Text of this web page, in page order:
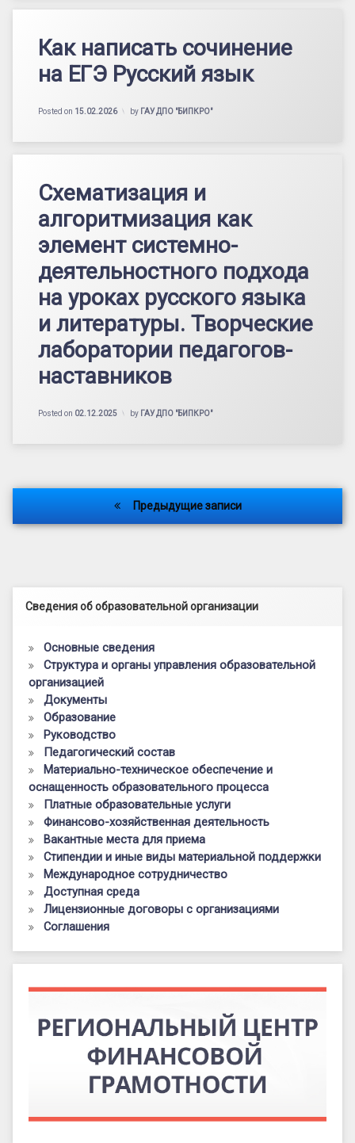
Как написать сочинение
на ЕГЭ Русский язык
Posted on 15.02.2026 by ГАУ ДПО "БИПКРО"
Схематизация и
алгоритмизация как
элемент системно-
деятельностного подхода
на уроках русского языка
и литературы. Творческие
лаборатории педагогов-
наставников
Posted on 02.12.2025 by ГАУ ДПО "БИПКРО"
Навигация
Предыдущие записи
Левый сайдбар
Сведения об образовательной организации
Основные сведения
Структура и органы управления образовательной
организацией
Документы
Образование
Руководство
Педагогический состав
Материально-техническое обеспечение и
оснащенность образовательного процесса
Платные образовательные услуги
Финансово-хозяйственная деятельность
Вакантные места для приема
Стипендии и иные виды материальной поддержки
Международное сотрудничество
Доступная среда
Лицензионные договоры с организациями
Соглашения